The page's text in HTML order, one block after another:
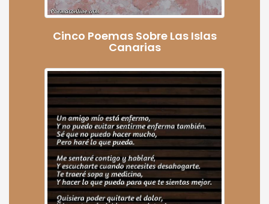
Cinco Poemas Sobre Las Islas
Canarias